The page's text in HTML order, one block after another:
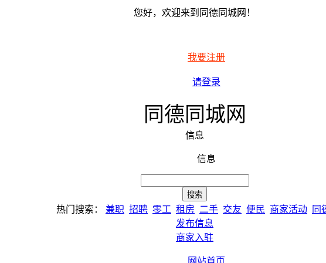
您好，欢迎来到同德同城网！
我要注册
请登录
同德同城网
信息
信息
热门搜索： 兼职 招聘 零工 租房 二手 交友 便民 商家活动
同
发布信息
商家入驻
网站首页